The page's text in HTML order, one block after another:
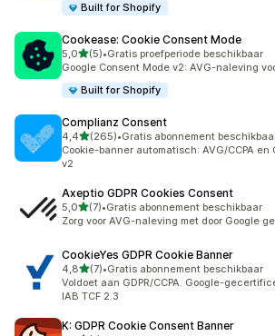
Built for Shopify
Cookease: Cookie Consent Mode
5,0van 5 sterren
(5)
5 recensies in totaal
•Gratis proefperiode beschikbaar
Google Consent Mode v2: AVG-naleving
Built for Shopify
Complianz Consent
4,4van 5 sterren
(265)
265 recensies in totaal
•Gratis abonnement
Cookie-banner automatisch: AVG/CCPA en
v2
Axeptio GDPR Cookies Consent
5,0van 5 sterren
(7)
7 recensies in totaal
•Gratis abonnement beschikbaar
Zorg voor AVG-naleving met door Google
CookieYes GDPR Cookie Banner
4,8van 5 sterren
(7)
7 recensies in totaal
•Gratis abonnement beschikbaar
Voldoet aan GDPR/CCPA. Google-
IAB TCF 2.3
K: GDPR Cookie Consent Banner